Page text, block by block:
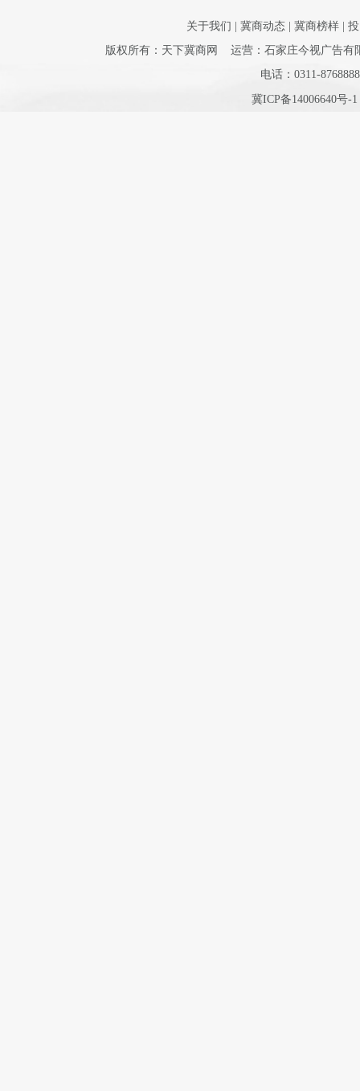
关于我们 | 冀商动态| 冀商榜样|
版权所有：天下冀商网 运营：石家庄今视广告有
电话：0311-
冀ICP备14006640号-1